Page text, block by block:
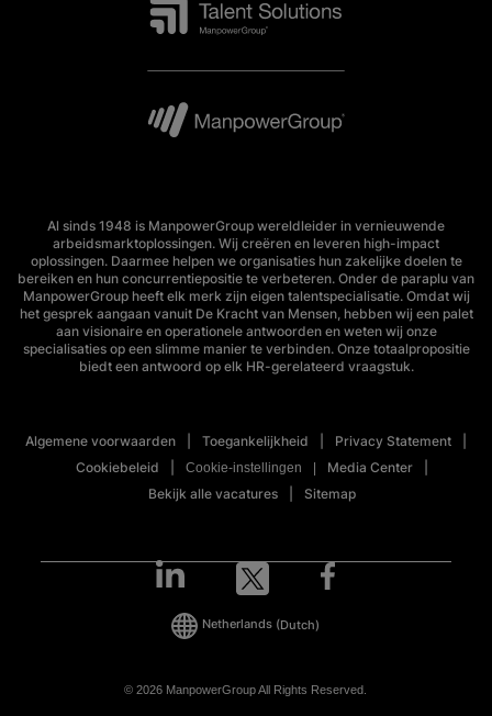
Al sinds 1948 is ManpowerGroup wereldleider in vernieuwende
arbeidsmarktoplossingen. Wij creëren en leveren high-impact
oplossingen. Daarmee helpen we organisaties hun zakelijke doelen te
bereiken en hun concurrentiepositie te verbeteren. Onder de paraplu van
ManpowerGroup heeft elk merk zijn eigen talentspecialisatie. Omdat wij
het gesprek aangaan vanuit De Kracht van Mensen, hebben wij een palet
aan visionaire en operationele antwoorden en weten wij onze
specialisaties op een slimme manier te verbinden. Onze totaalpropositie
biedt een antwoord op elk HR-gerelateerd vraagstuk.
Algemene voorwaarden Toegankelijkheid
Privacy Statement
Cookiebeleid
Cookie-instellingen
Media Center
Bekijk alle vacatures
Sitemap
© 2026 ManpowerGroup All Rights Reserved.
Netherlands (Dutch)